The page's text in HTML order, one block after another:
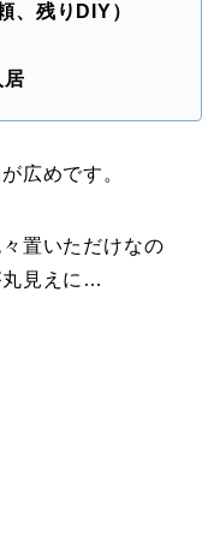
、残りDIY）
居
広めです。
置いただけなの
丸見えに…